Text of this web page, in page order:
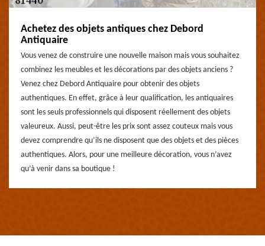
Achetez des objets antiques chez Debord
Antiquaire
Vous venez de construire une nouvelle maison mais vous souhaitez
combinez les meubles et les décorations par des objets anciens ?
Venez chez Debord Antiquaire pour obtenir des objets
authentiques. En effet, grâce à leur qualification, les antiquaires
sont les seuls professionnels qui disposent réellement des objets
valeureux. Aussi, peut-être les prix sont assez couteux mais vous
devez comprendre qu’ils ne disposent que des objets et des pièces
authentiques. Alors, pour une meilleure décoration, vous n’avez
qu’à venir dans sa boutique !